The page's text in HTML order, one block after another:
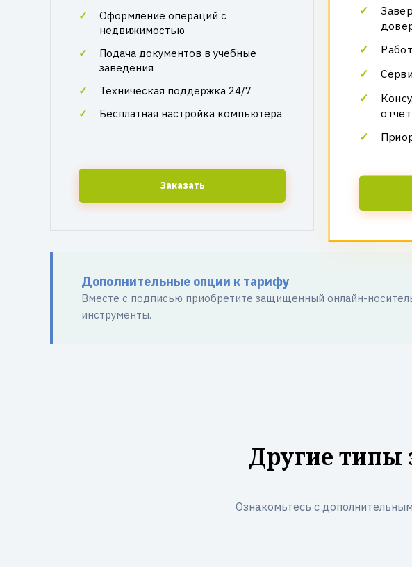
Оформление операций с
недвижимостью
Подача документов в учебные
заведения
Техническая поддержка 24/7
Бесплатная настройка компьютера
Заказать
Дополнительные опции к тарифу
Вместе с подписью приобретите защищенный онлайн-
инструменты.
Другие типы
Ознакомьтесь с